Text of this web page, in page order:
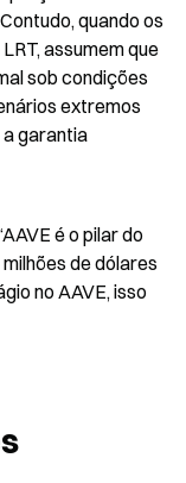
quando os
assumem que
sob condições
extremos
garantia
é o pilar do
de dólares
no AAVE, isso